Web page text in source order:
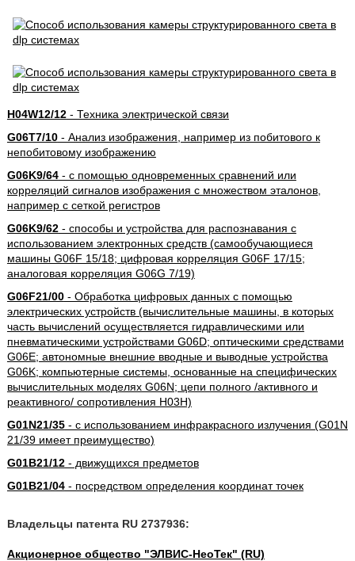
H04W12/12- Техника электрической связи
G06T7/10- Анализ изображения, например из побитового к
непобитовому изображению
G06K9/64- с помощью одновременных сравнений или
корреляций сигналов изображения с множеством эталонов,
например с сеткой регистров
G06K9/62- способы и устройства для распознавания с
использованием электронных средств (самообучающиеся
машины G06F 15/18; цифровая корреляция G06F 17/15;
аналоговая корреляция G06G 7/19)
G06F21/00- Обработка цифровых данных с помощью
электрических устройств (вычислительные машины, в которых
часть вычислений осуществляется гидравлическими или
пневматическими устройствами G06D; оптическими средствами
G06E; автономные внешние вводные и выводные устройства
G06K; компьютерные системы, основанные на специфических
вычислительных моделях G06N; цепи полного /активного и
реактивного/ сопротивления H03H)
G01N21/35- с использованием инфракрасного излучения (G01N
21/39 имеет преимущество)
G01B21/12- движущихся предметов
G01B21/04- посредством определения координат точек
Владельцы патента RU 2737936:
Акционерное общество "ЭЛВИС-НеоТек" (RU)